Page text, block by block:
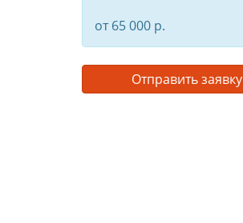
от 65 000 р.
Отправить заявку